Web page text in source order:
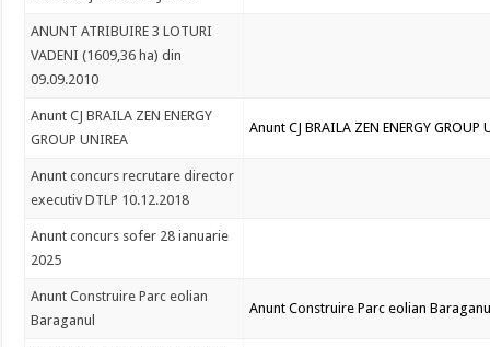
ANUNT ATRIBUIRE 3 LOTURI
VADENI (1609,36 ha) din
09.09.2010
Anunt CJ BRAILA ZEN ENERGY
GROUP UNIREA
Anunt CJ BRAILA ZEN ENERGY GROUP
Anunt concurs recrutare director
executiv DTLP 10.12.2018
Anunt concurs sofer 28 ianuarie
2025
Anunt Construire Parc eolian
Baraganul
Anunt Construire Parc eolian